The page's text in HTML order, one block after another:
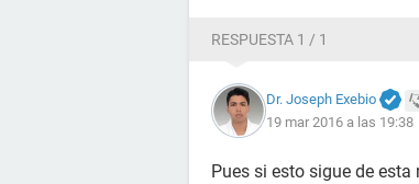
RESPUESTA 1 / 1
Dr. Joseph Exebio
19 mar 2016 a las 19:38
Pues si esto sigue de